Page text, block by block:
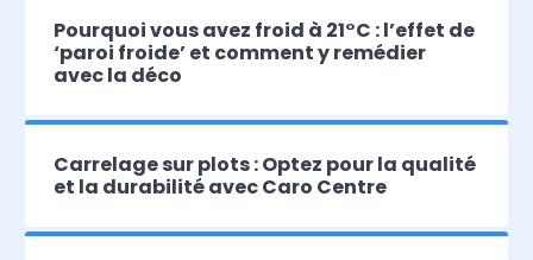
Pourquoi vous avez froid à 21°C : l’effet de
‘paroi froide’ et comment y remédier
avec la déco
Carrelage sur plots : Optez pour la qualité
et la durabilité avec Caro Centre